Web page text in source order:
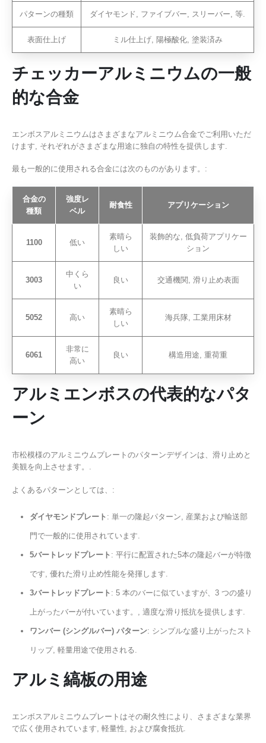
パターンの種類 ダイヤモンド, ファイブバー, スリーバー, 等.
表面仕上げ ミル仕上げ, 陽極酸化, 塗装済み
チェッカーアルミニウムの一般
的な合金
エンボスアルミニウムはさまざまなアルミニウム合金でご利用いただ
けます, それぞれがさまざまな用途に独自の特性を提供します.
最も一般的に使用される合金には次のものがあります。:
合金の
種類
強度レ
ベル
耐食性 アプリケーション
1100 低い
素晴ら
しい
装飾的な, 低負荷アプリケー
ション
3003
中くら
い
良い 交通機関, 滑り止め表面
5052 高い
素晴ら
しい
海兵隊, 工業用床材
6061
非常に
高い
良い 構造用途, 重荷重
アルミエンボスの代表的なパタ
ーン
市松模様のアルミニウムプレートのパターンデザインは、滑り止めと
美観を向上させます。.
よくあるパターンとしては、:
ダイヤモンドプレート : 単一の隆起パターン, 産業および輸送部
門で一般的に使用されています.
5バートレッドプレート : 平行に配置された5本の隆起バーが特徴
です, 優れた滑り止め性能を発揮します.
3バートレッドプレート : 5 本のバーに似ていますが、3 つの盛り
上がったバーが付いています。, 適度な滑り抵抗を提供します.
ワンバー (シングルバー) パターン: シンプルな盛り上がったスト
リップ, 軽量用途で使用される.
アルミ縞板の用途
エンボスアルミニウムプレートはその耐久性により、さまざまな業界
で広く使用されています, 軽量性, および腐食抵抗.